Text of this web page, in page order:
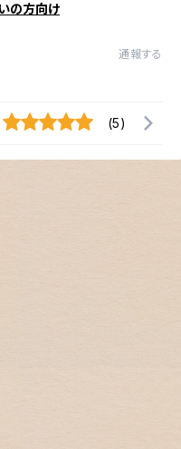
の方向け
通報する
(5)